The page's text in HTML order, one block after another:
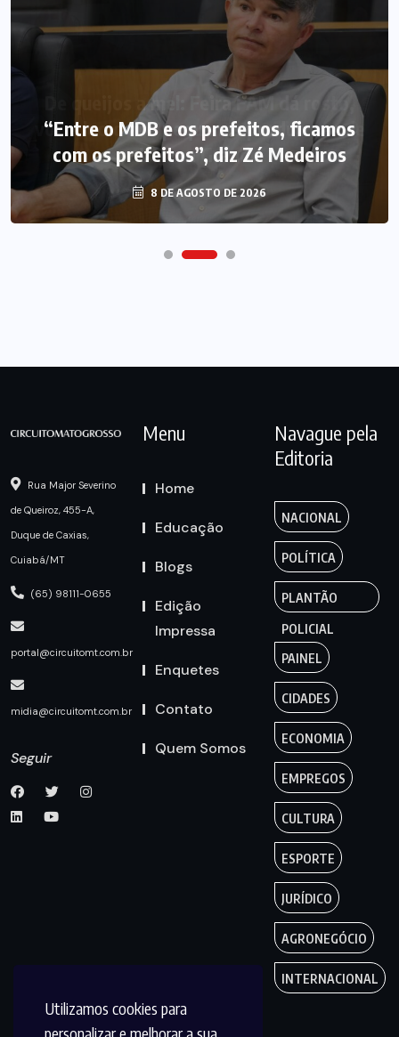
Utilizamos cookies para
“Entre o MDB e os prefeitos, ficamos
com os prefeitos”, diz Zé Medeiros
8 DE AGOSTO DE 2026
Rua Major Severino
de Queiroz, 455-A,
Duque de Caxias,
Cuiabá/MT
(65) 98111-0655
portal@circuitomt.com.br
midia@circuitomt.com.br
Seguir
Menu
Home
Educação
Blogs
Edição
Impressa
Enquetes
Contato
Quem Somos
Navague pela
Editoria
NACIONAL
POLÍTICA
PLANTÃO
POLICIAL
PAINEL
CIDADES
ECONOMIA
EMPREGOS
CULTURA
ESPORTE
JURÍDICO
AGRONEGÓCIO
INTERNACIONAL